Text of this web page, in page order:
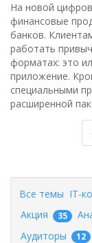
На новой
финансовые
банков.
работать
форматах: это
приложение.
специальными
расширенной
Все темы IT-
Акция 35
Аудиторы 12